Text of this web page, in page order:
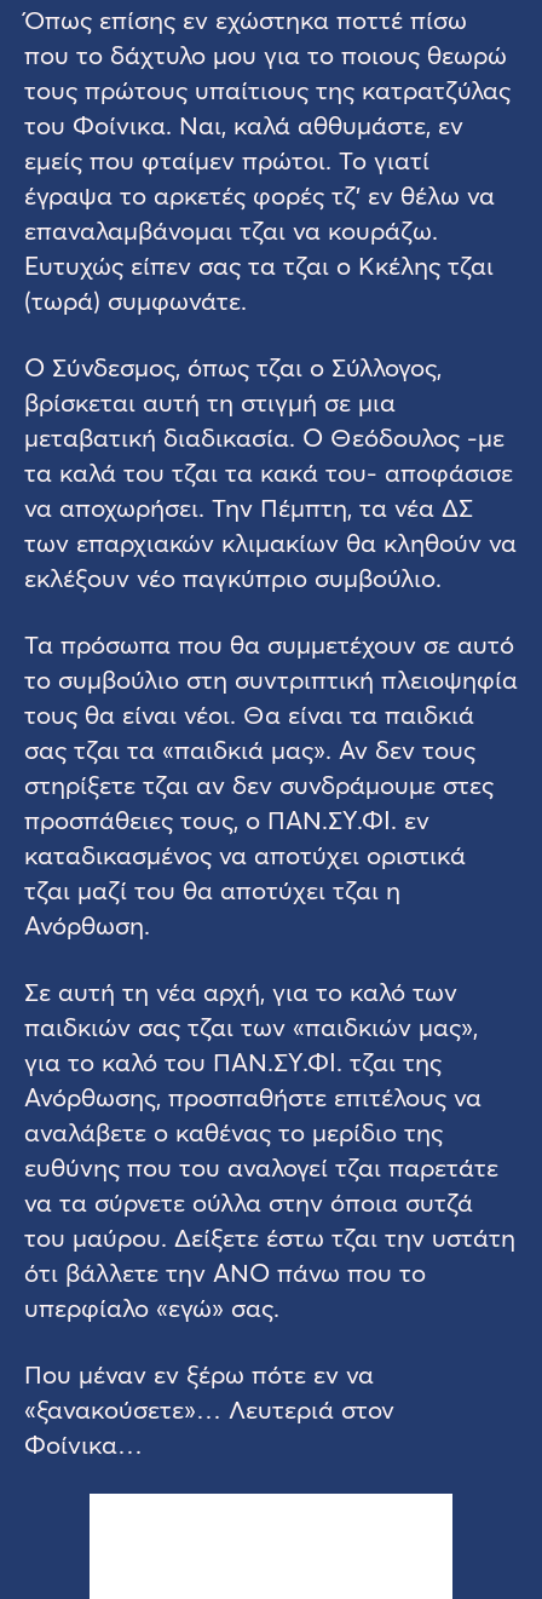
Όπως επίσης εν εχώστηκα ποττέ πίσω
που το δάχτυλο μου για το ποιους θεωρώ
τους πρώτους υπαίτιους της κατρατζύλας
του Φοίνικα. Ναι, καλά αθθυμάστε, εν
εμείς που φταίμεν πρώτοι. Το γιατί
έγραψα το αρκετές φορές τζ’ εν θέλω να
επαναλαμβάνομαι τζαι να κουράζω.
Ευτυχώς είπεν σας τα τζαι ο Κκέλης τζαι
(τωρά) συμφωνάτε.
Ο Σύνδεσμος, όπως τζαι ο Σύλλογος,
βρίσκεται αυτή τη στιγμή σε μια
μεταβατική διαδικασία. Ο Θεόδουλος -με
τα καλά του τζαι τα κακά του- αποφάσισε
να αποχωρήσει. Την Πέμπτη, τα νέα ΔΣ
των επαρχιακών κλιμακίων θα κληθούν να
εκλέξουν νέο παγκύπριο συμβούλιο.
Τα πρόσωπα που θα συμμετέχουν σε αυτό
το συμβούλιο στη συντριπτική πλειοψηφία
τους θα είναι νέοι. Θα είναι τα παιδκιά
σας τζαι τα «παιδκιά μας». Αν δεν τους
στηρίξετε τζαι αν δεν συνδράμουμε στες
προσπάθειες τους, ο ΠΑΝ.ΣΥ.ΦΙ. εν
καταδικασμένος να αποτύχει οριστικά
τζαι μαζί του θα αποτύχει τζαι η
Ανόρθωση.
Σε αυτή τη νέα αρχή, για το καλό των
παιδκιών σας τζαι των «παιδκιών μας»,
για το καλό του ΠΑΝ.ΣΥ.ΦΙ. τζαι της
Ανόρθωσης, προσπαθήστε επιτέλους να
αναλάβετε ο καθένας το μερίδιο της
ευθύνης που του αναλογεί τζαι παρετάτε
να τα σύρνετε ούλλα στην όποια συτζά
του μαύρου. Δείξετε έστω τζαι την υστάτη
ότι βάλλετε την ΑΝΟ πάνω που το
υπερφίαλο «εγώ» σας.
Που μέναν εν ξέρω πότε εν να
«ξανακούσετε»… Λευτεριά στον
Φοίνικα…